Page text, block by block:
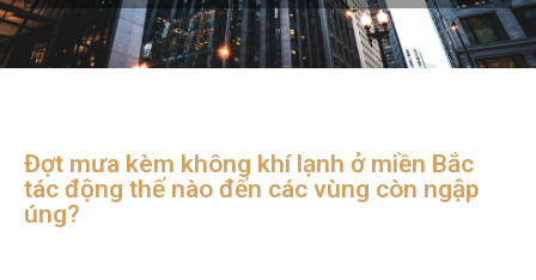
Đợt mưa kèm không khí lạnh ở miền Bắc
tác động thế nào đến các vùng còn ngập
úng?